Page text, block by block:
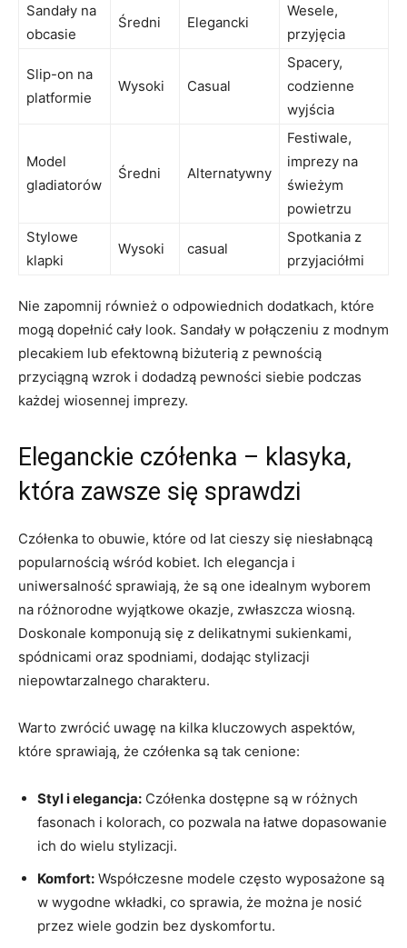
Sandały na
obcasie
Średni Elegancki
Wesele,
przyjęcia
Slip-on na
platformie
Wysoki Casual
Spacery,
codzienne
wyjścia
Model
gladiatorów
Średni Alternatywny
Festiwale,
imprezy na
świeżym
powietrzu
Stylowe
klapki
Wysoki casual
Spotkania z
przyjaciółmi
Nie zapomnij również o odpowiednich dodatkach, które
mogą dopełnić cały look. Sandały w połączeniu z modnym
plecakiem lub efektowną biżuterią z pewnością
przyciągną wzrok i dodadzą pewności siebie podczas
każdej wiosennej imprezy.
Eleganckie czółenka – klasyka,
która zawsze się sprawdzi
Czółenka to obuwie, które od lat cieszy się niesłabnącą
popularnością wśród kobiet. Ich elegancja i
uniwersalność sprawiają, że są one idealnym wyborem
na różnorodne wyjątkowe okazje, zwłaszcza wiosną.
Doskonale komponują się z delikatnymi sukienkami,
spódnicami oraz spodniami, dodając stylizacji
niepowtarzalnego charakteru.
Warto zwrócić uwagę na kilka kluczowych aspektów,
które sprawiają, że czółenka są tak cenione:
Styl i elegancja: Czółenka dostępne są w różnych
fasonach i kolorach, co pozwala na łatwe dopasowanie
ich do wielu stylizacji.
Komfort: Współczesne modele często wyposażone są
w wygodne wkładki, co sprawia, że można je nosić
przez wiele godzin bez dyskomfortu.